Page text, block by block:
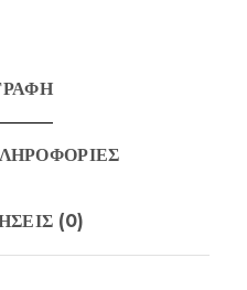
(0)